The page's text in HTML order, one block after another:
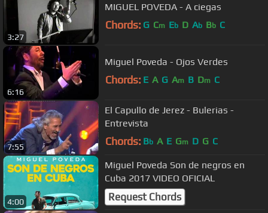
3:27
MIGUEL POVEDA - A ciegas
Chords: G Cm Eb D Ab Bb C
6:16
Miguel Poveda - Ojos Verdes
Chords: E A G Am B Dm C
7:55
El Capullo de Jerez - Bulerias -
Entrevista
Chords: Bb A E Gm D G C
4:00
Miguel Poveda Son de negros en
Cuba 2017 VIDEO OFICIAL
Request Chords